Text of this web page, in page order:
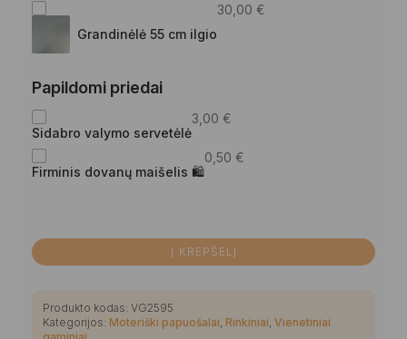
Grandinėlė 55 cm ilgio
30,00 €
Papildomi priedai
Sidabro valymo servetėlė
3,00 €
Firminis dovanų maišelis 🛍
0,50 €
Į KREPŠELĮ
Produkto kodas: VG2595
Kategorijos: Moteriški papuošalai Rinkiniai Vienetiniai
gaminiai